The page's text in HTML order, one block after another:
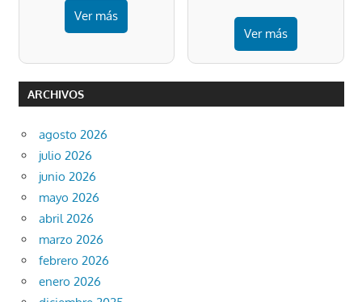
Ver más
Ver más
ARCHIVOS
agosto 2026
julio 2026
junio 2026
mayo 2026
abril 2026
marzo 2026
febrero 2026
enero 2026